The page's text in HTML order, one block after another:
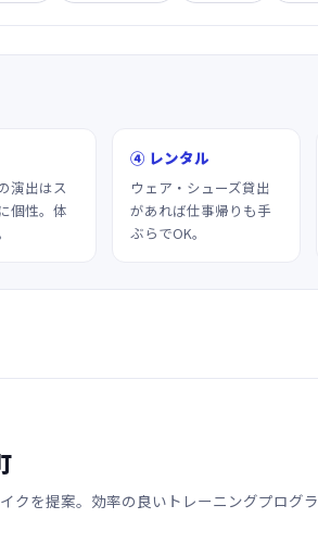
演出はス
個性。体
④ レンタル
ウェア・シューズ貸出
があれば仕事帰りも手
ぶらでOK。
クを提案。効率の良いトレーニングプログ